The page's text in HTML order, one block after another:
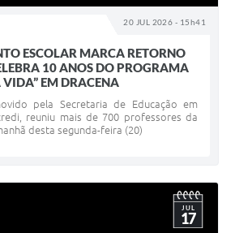
20 JUL 2026 - 15h41
ESCOLAR MARCA RETORNO
10 ANOS DO PROGRAMA
EM DRACENA
pela Secretaria de Educação em
reuniu mais de 700 professores da
desta segunda-feira (20)
JUL
17